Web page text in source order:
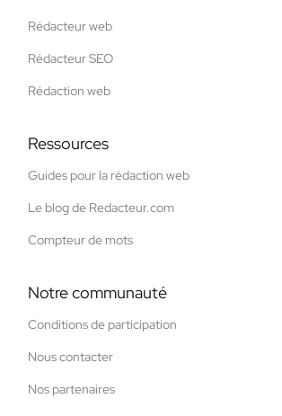
Rédacteur web
Rédacteur SEO
Rédaction web
Ressources
Guides pour la rédaction web
Le blog de Redacteur.com
Compteur de mots
Notre communauté
Conditions de participation
Nous contacter
Nos partenaires